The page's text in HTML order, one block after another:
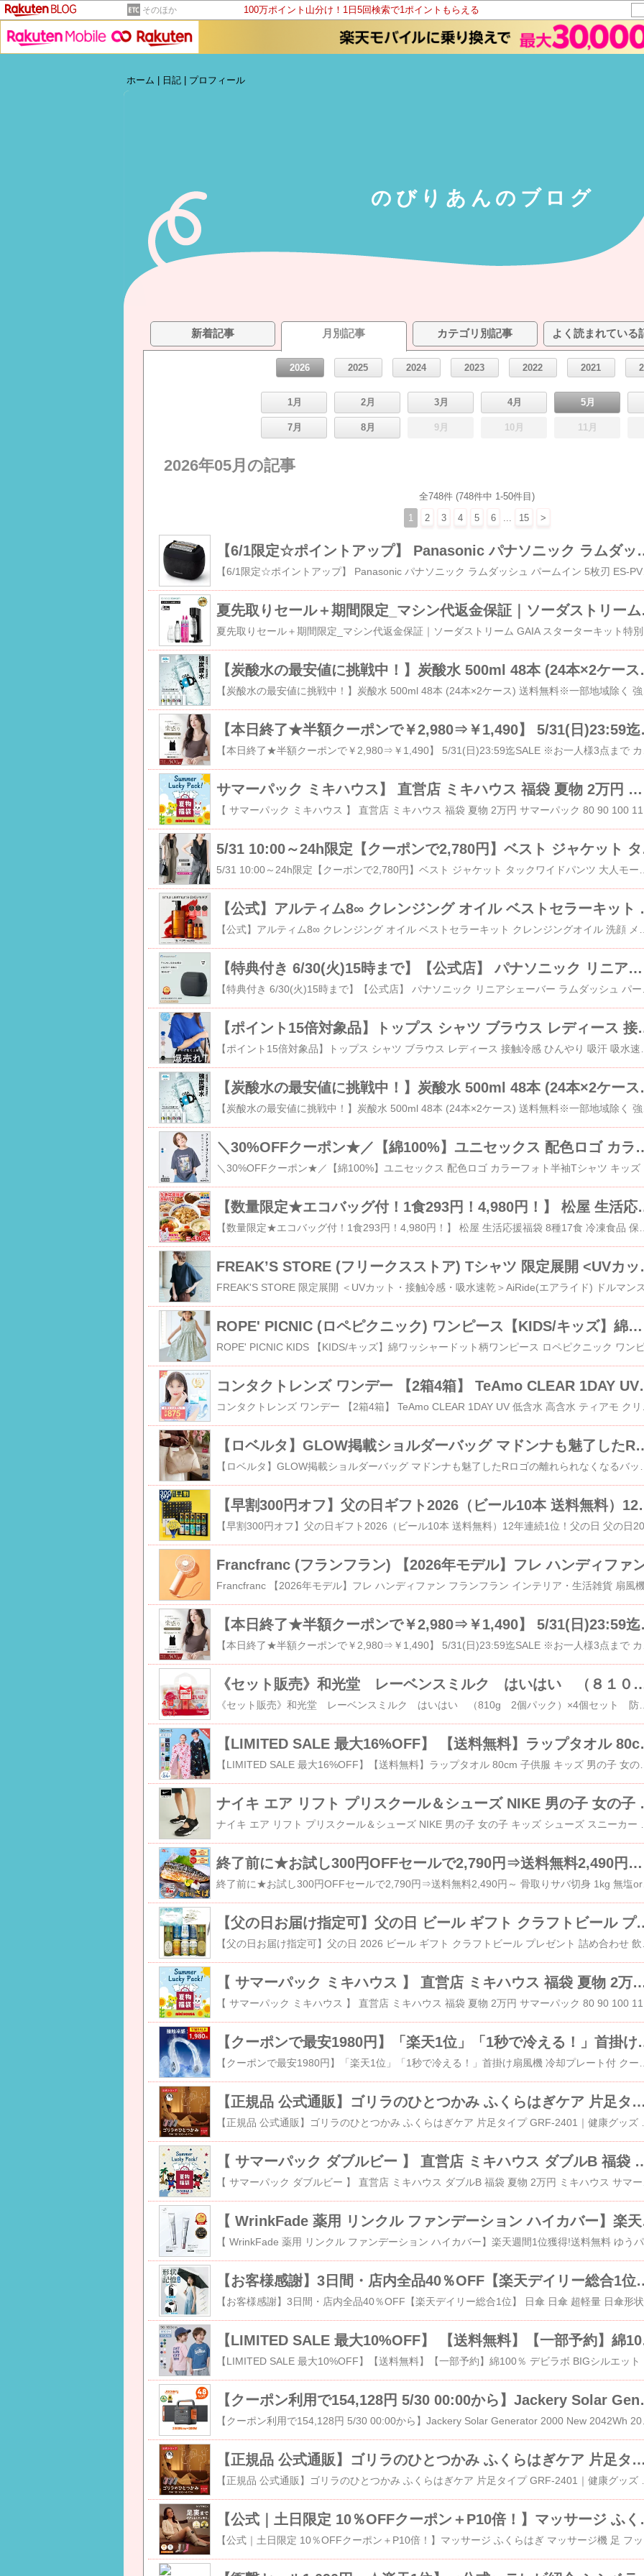
そのほか 100万ポイント山分け！1日5回検索で1ポイントもらえる
ホーム
日記 プロフィール
のびりあんのブログ
新着記事 月別記事 カテゴリ別記事 よく読まれている
2026 2025 2024 2023 2022 2021
1月 2月 3月 4月 5月
7月 8月 9月 10月 11月
2026年05月の記事
全748件 (748件中 1-50件目)
1 2 3 4 5 6 15 >
【6/1限定☆ポイントアップ】
【6/1限定☆ポイントアップ】 Panasonic パナソ
夏先取りセ
【炭酸水の最安値
【本日終了★半額クー
サマーパック ミキハウス】 直営店 ミキハウス 福袋 夏物 2万円 サマーパック
5/31
【公式】アルティ
【特典付き 6/30(火)15時まで】【公式店】 パナソニック リニアシェーバー ラムダッシュ パームイン マットブラック ES-PV3A-K 無料ギフトラッピング 泡 電動シェーバー USB充電
【ポイント15倍対象品】トップス シ
【炭酸水の最安値
＼30%OFFクーポン★／【綿100%】ユニセッ
【数量限定★エコバッグ付！1
FREAK’S STORE (
ROPE' PICNIC (ロペピクニック) ワンピース【KIDS/キッズ】綿ワッシャードット柄ワンピース
コンタクトレンズ ワンデー 【2
【ロベルタ】GLOW掲載ショルダーバッグ マドンナも魅
【早割300円オフ】父の日ギフト2026
Francfranc (フランフラン) 【2026年モデル】フレ ハンディファ
【本日終了★半額クー
《セット販売》和光堂 レーベンスミルク はいはい （８１
​《セット販売》和光堂 レーベンスミルク はいはい （810g 2個パック）×4個セット 防災 備蓄 ※軽減税率対象商品価格：16,298円（税込、送料無料) (2026/5/31時点)楽天で購入PR
【LIMITED SALE 最大
​​【LIMITED SALE 最大16%OFF】【送料無料】ラップタオル 80cm 子供服 キッズ 男の子 女の子 タオル ラップタオル プールグッズ 水泳 海水浴PR​
ナイキ エア
終了前に★お試し300円OFFセールで2,790円⇒送料無料2,490円～ 骨取りサバ切身 1kg 無塩or有塩が選べる♪骨とり
終了前に★お試し300円OFFセールで2,790円
【父の日お届け指定可】父の日 ビール
【 サマーパック ミキハウス 】 直営店 ミキハウス 福袋
【クーポンで最安1980円】「楽天1位
【正規品 公式通販】ゴリラのひとつかみ ふくらはぎケア 片足タイプ
【 サマーパック ダブルビー 】 直営店 ミキハ
【 WrinkFade
【 WrinkFade 薬
【お客様感謝】3日間・店内全品40％OFF【楽天デイリ
【LIMITED
【クーポン利用で
【クーポン利用で154,128円 5/30 00:00から】Jackery Solar Generator 2000 New
【正規品 公式通販】ゴリラのひとつかみ ふくらはぎケア 片足タイプ
【公式｜土日限定 10％